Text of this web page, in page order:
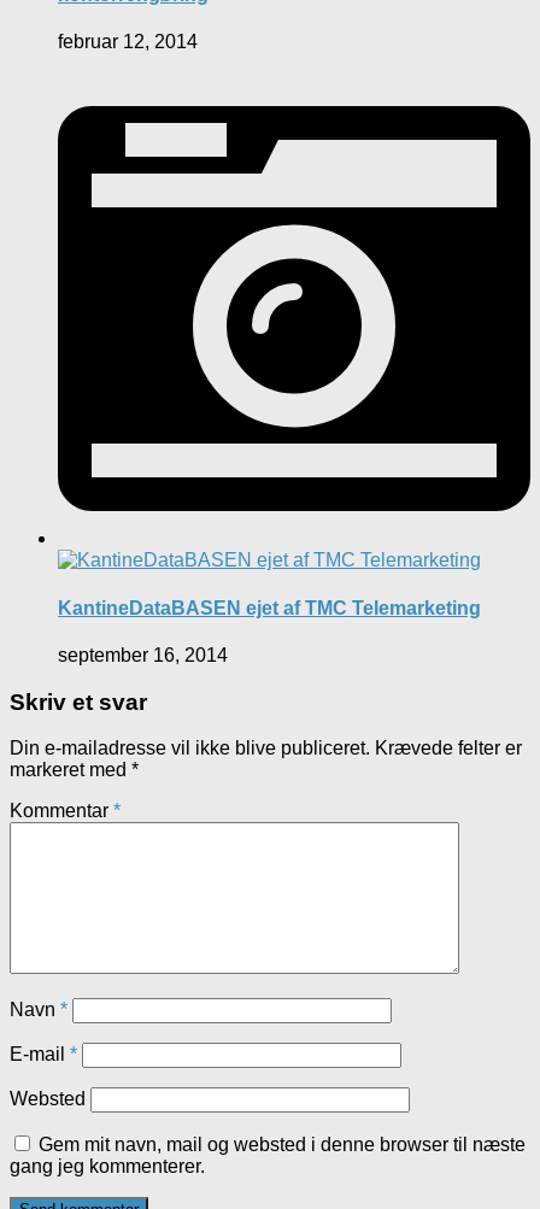
februar 12, 2014
KantineDataBASEN ejet af TMC Telemarketing
september 16, 2014
Skriv et svar
Din e-mailadresse vil ikke blive publiceret. Krævede felter er
markeret med *
Kommentar *
Navn *
E-mail *
Websted
Gem mit navn, mail og websted i denne browser til næste
gang jeg kommenterer.